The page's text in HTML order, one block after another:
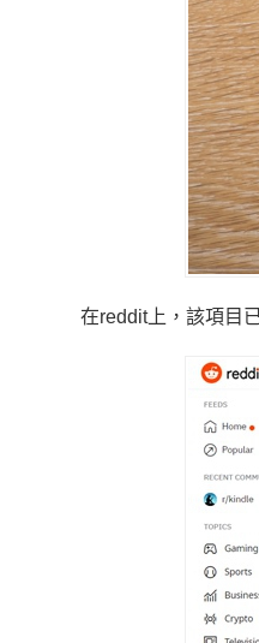
在reddit上，該項目